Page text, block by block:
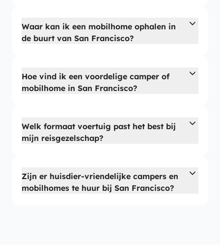
Waar kan ik een mobilhome ophalen in
de buurt van San Francisco?
Hoe vind ik een voordelige camper of
mobilhome in San Francisco?
Welk formaat voertuig past het best bij
mijn reisgezelschap?
Zijn er huisdier-vriendelijke campers en
mobilhomes te huur bij San Francisco?